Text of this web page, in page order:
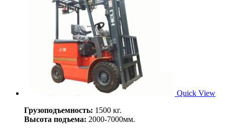
Quick View
Грузоподъемность: 1500 кг.
Высота подъема: 2000-7000мм.